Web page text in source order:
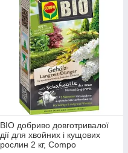
BIO добриво довготривалої
дії для хвойних і кущових
рослин 2 кг, Compo